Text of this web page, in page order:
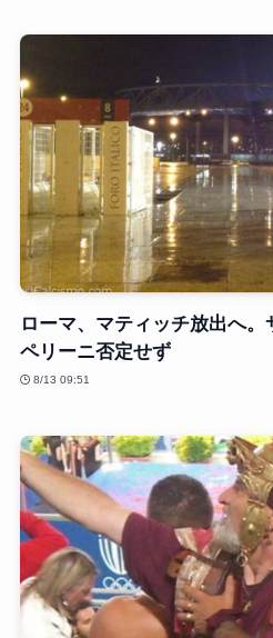
ローマ、マティッチ放出へ
ペリーニ否定せず
8/13 09:51